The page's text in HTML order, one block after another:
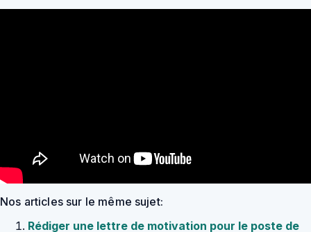
Nos articles sur le même sujet:
Rédiger une lettre de motivation pour le poste de